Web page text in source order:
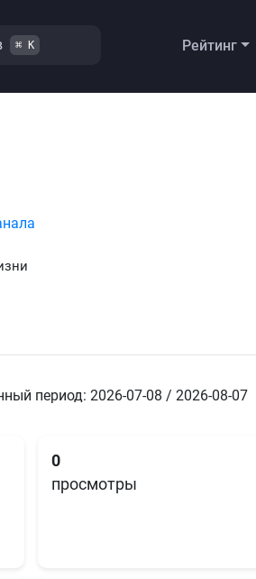
⌘ K Рейтинг
период: 2026-07-08 / 2026-08-07
0
просмотры